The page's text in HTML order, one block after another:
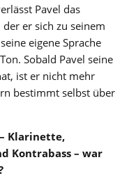
Pavel das
er sich zu seinem
eigene Sprache
Sobald Pavel seine
ist er nicht mehr
bestimmt selbst über
Klarinette,
Kontrabass – war